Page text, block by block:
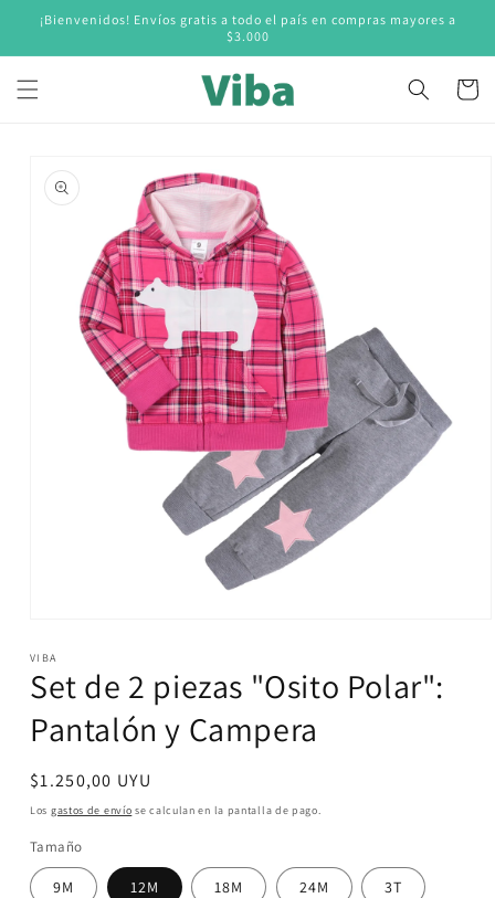
directamente
¡Bienvenidos! Envíos gratis a todo el país en compras mayores a
$3.000
Carrito
información
multimedia
1
en
ventana
modal
VIBA
Set de 2 piezas "Osito Polar":
Pantalón y Campera
Precio
habitual
$1.250,00 UYU
Los gastos de envío se calculan en la pantalla de pago.
Tamaño
9M 12M 18M 24M 3T